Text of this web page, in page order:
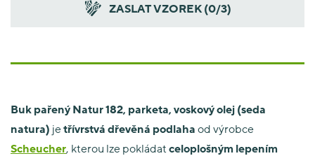
ZASLAT VZOREK (0/3)
Buk pařený Natur 182, parketa, voskový olej (seda
natura) jetřívrstvá dřevěná podlaha od výrobce
Scheucher, kterou lze pokládat celoplošným lepením